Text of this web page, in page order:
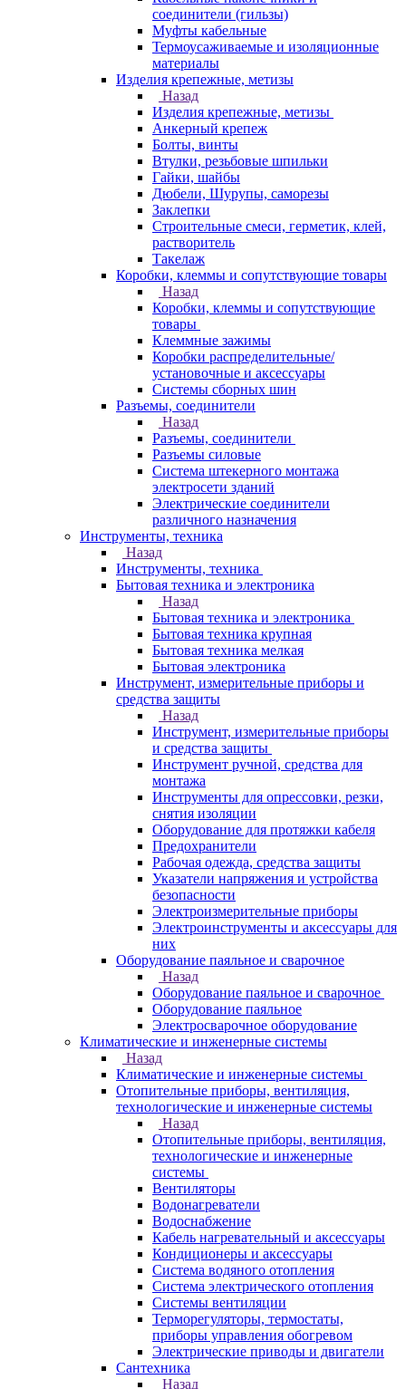
соединители (гильзы)
Муфты кабельные
Термоусаживаемые и изоляционные
материалы
Изделия крепежные, метизы
Назад
Изделия крепежные, метизы
Анкерный крепеж
Болты, винты
Втулки, резьбовые шпильки
Гайки, шайбы
Дюбели, Шурупы, саморезы
Заклепки
Строительные смеси, герметик, клей,
растворитель
Такелаж
Коробки, клеммы и сопутствующие товары
Назад
Коробки, клеммы и сопутствующие
товары
Клеммные зажимы
Коробки распределительные/
установочные и аксессуары
Системы сборных шин
Разъемы, соединители
Назад
Разъемы, соединители
Разъемы силовые
Система штекерного монтажа
электросети зданий
Электрические соединители
различного назначения
Инструменты, техника
Назад
Инструменты, техника
Бытовая техника и электроника
Назад
Бытовая техника и электроника
Бытовая техника крупная
Бытовая техника мелкая
Бытовая электроника
Инструмент, измерительные приборы и
средства защиты
Назад
Инструмент, измерительные приборы
и средства защиты
Инструмент ручной, средства для
монтажа
Инструменты для опрессовки, резки,
снятия изоляции
Оборудование для протяжки кабеля
Предохранители
Рабочая одежда, средства защиты
Указатели напряжения и устройства
безопасности
Электроизмерительные приборы
Электроинструменты и аксессуары для
них
Оборудование паяльное и сварочное
Назад
Оборудование паяльное и сварочное
Оборудование паяльное
Электросварочное оборудование
Климатические и инженерные системы
Назад
Климатические и инженерные системы
Отопительные приборы, вентиляция,
технологические и инженерные системы
Назад
Отопительные приборы, вентиляция,
технологические и инженерные
системы
Вентиляторы
Водонагреватели
Водоснабжение
Кабель нагревательный и аксессуары
Кондиционеры и аксессуары
Система водяного отопления
Система электрического отопления
Системы вентиляции
Терморегуляторы, термостаты,
приборы управления обогревом
Электрические приводы и двигатели
Сантехника
Назад